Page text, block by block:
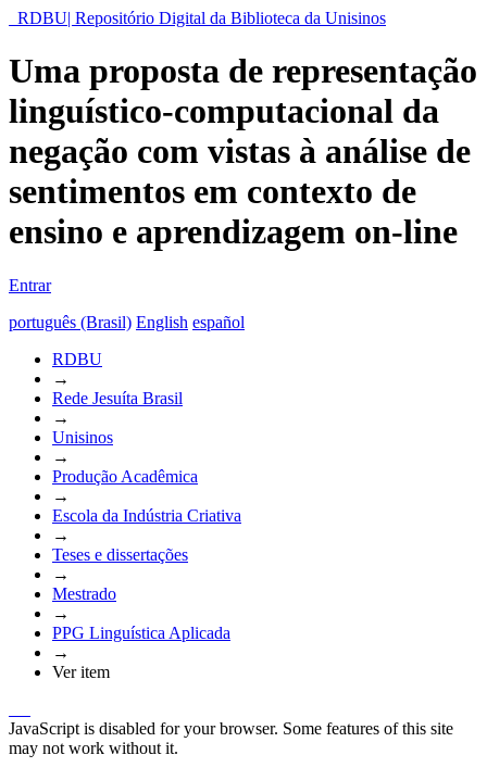
RDBU| Repositório Digital da Biblioteca da Unisinos
Uma proposta de representação
linguístico-computacional da
negação com vistas à análise de
sentimentos em contexto de
ensino e aprendizagem on-line
Entrar
português (Brasil) English español
RDBU
→
Rede Jesuíta Brasil
→
Unisinos
→
Produção Acadêmica
→
Escola da Indústria Criativa
→
Teses e dissertações
→
Mestrado
→
PPG Linguística Aplicada
→
Ver item
JavaScript is disabled for your browser. Some features of this site
may not work without it.